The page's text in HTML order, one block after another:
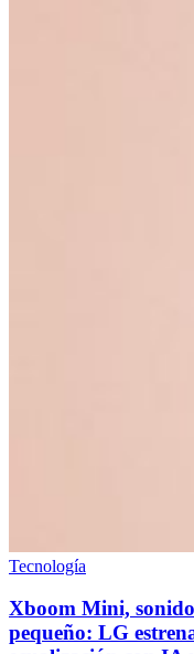
Tecnología
Xboom Mini,
pequeño: LG